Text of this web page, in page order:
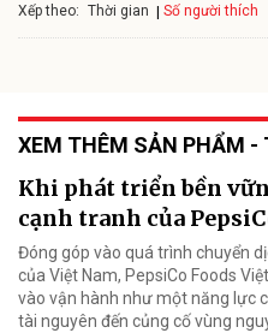
Xếp theo: Thời gian Số người thích
XEM THÊM SẢN PHẨM -
Khi phát triển bền
cạnh tranh của
Đóng góp vào quá trình chuyển
của Việt Nam, PepsiCo Foods
vào vận hành như một năng lực
tài nguyên đến củng cố vùng